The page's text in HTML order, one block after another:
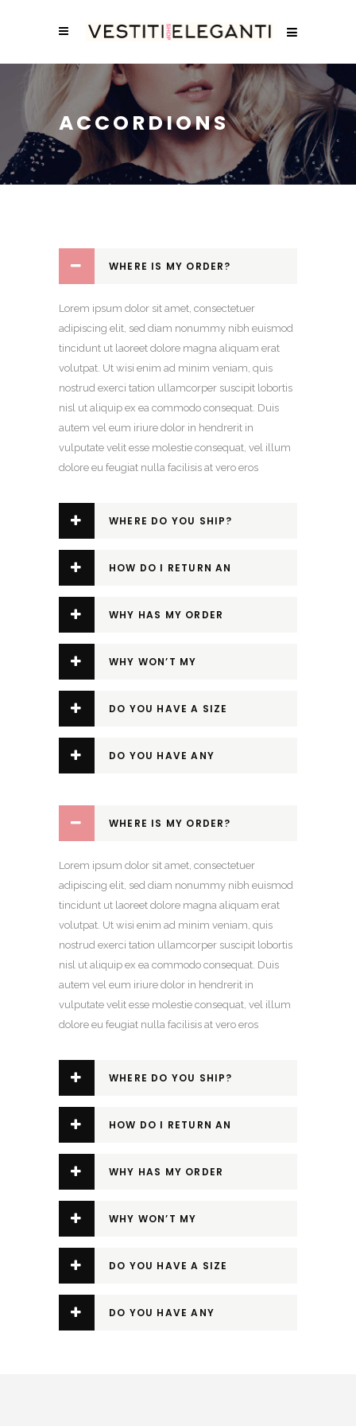
ACCORDIONS
WHERE IS MY ORDER?
Lorem ipsum dolor sit amet, consectetuer
adipiscing elit, sed diam nonummy nibh euismod
tincidunt ut laoreet dolore magna aliquam erat
volutpat. Ut wisi enim ad minim veniam, quis
nostrud exerci tation ullamcorper suscipit lobortis
nisl ut aliquip ex ea commodo consequat. Duis
autem vel eum iriure dolor in hendrerit in
vulputate velit esse molestie consequat, vel illum
dolore eu feugiat nulla facilisis at vero eros
WHERE DO YOU SHIP?
HOW DO I RETURN AN
WHY HAS MY ORDER
WHY WON’T MY
DO YOU HAVE A SIZE
DO YOU HAVE ANY
WHERE IS MY ORDER?
Lorem ipsum dolor sit amet, consectetuer
adipiscing elit, sed diam nonummy nibh euismod
tincidunt ut laoreet dolore magna aliquam erat
volutpat. Ut wisi enim ad minim veniam, quis
nostrud exerci tation ullamcorper suscipit lobortis
nisl ut aliquip ex ea commodo consequat. Duis
autem vel eum iriure dolor in hendrerit in
vulputate velit esse molestie consequat, vel illum
dolore eu feugiat nulla facilisis at vero eros
WHERE DO YOU SHIP?
HOW DO I RETURN AN
WHY HAS MY ORDER
WHY WON’T MY
DO YOU HAVE A SIZE
DO YOU HAVE ANY